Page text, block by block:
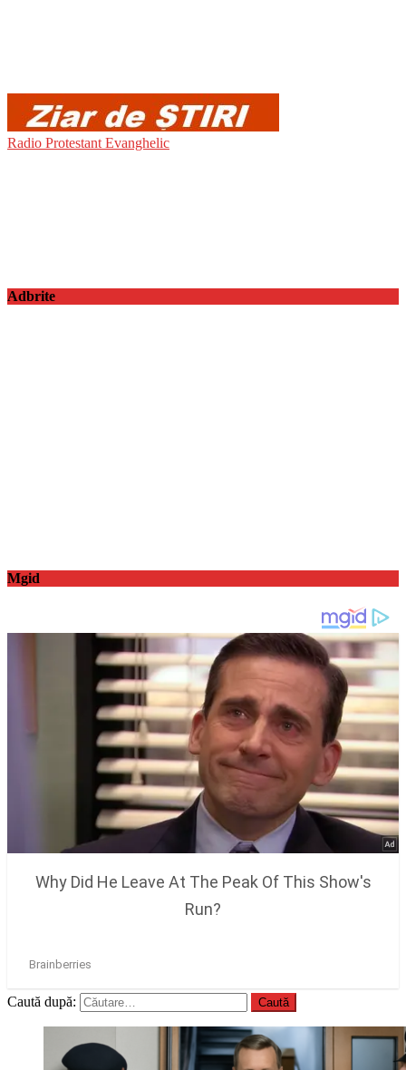
Radio Protestant Evanghelic
Adbrite
Mgid
Caută după: